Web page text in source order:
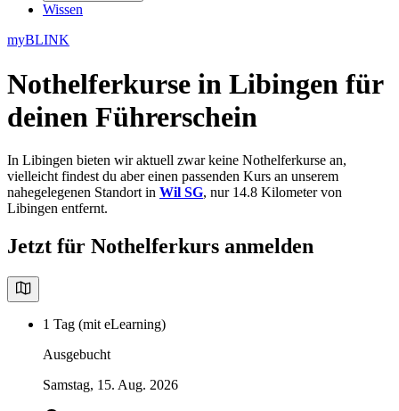
Wissen
myBLINK
Nothelferkurse in Libingen für
deinen Führerschein
In Libingen bieten wir aktuell zwar keine Nothelferkurse an,
vielleicht findest du aber einen passenden Kurs an unserem
nahegelegenen Standort in Wil SG, nur 14.8 Kilometer von
Libingen entfernt.
Jetzt für Nothelferkurs anmelden
1 Tag (mit eLearning)
Ausgebucht
Samstag, 15. Aug. 2026